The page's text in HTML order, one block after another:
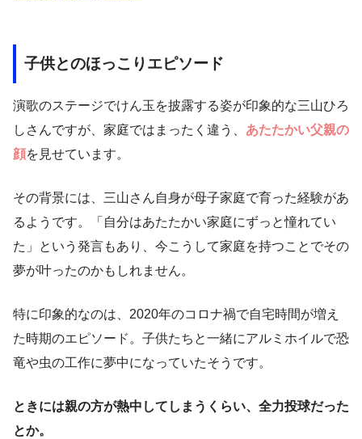
子供とのほっこりエピソード
演歌のステージでけん玉を披露する姿が印象的な三山ひろ
しさんですが、家庭ではまったく違う、 あたたかい父親の
顔を見せています。
その背景には、三山さん自身が母子家庭で育った経験があ
るようです。「自分はあたたかい家庭にずっと憧れてい
た」という発言もあり、今こうして家庭を持つことでその
夢が叶ったのかもしれません。
特に印象的なのは、2020年のコロナ禍で自宅時間が増え
た時期のエピソード。子供たちと一緒にアルミホイルで恐
竜や虫の工作に夢中になっていたそうです。
ときには親の方が熱中してしまうくらい、全力投球だった
とか。